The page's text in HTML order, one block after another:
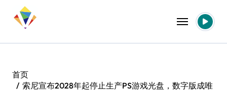
首页
索尼宣布2028年起停止生产PS游戏光盘，数字版成唯